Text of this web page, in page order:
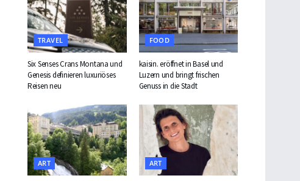
TRAVEL
Six Senses Crans Montana und
Genesis definieren luxuriöses
Reisen neu
FOOD
kaisin. eröffnet in Basel und
Luzern und bringt frischen
Genuss in die Stadt
ART ART